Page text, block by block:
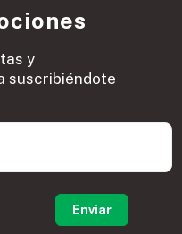
y
suscribiéndote